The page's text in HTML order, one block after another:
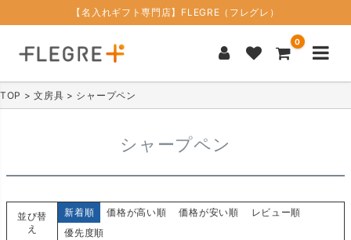
【名入れギフト専門店】FLEGRE（フレグレ）
0
TOP 文房具 シャープペン
シャープペン
並び替
え
新着順 価格が高い順 価格が安い順
レビュー順
優先度順